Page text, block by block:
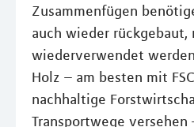
Zusammenfügen
auch wieder rückgebaut,
wiederverwendet
Holz – am besten mit
nachhaltige
Transportwege versehen